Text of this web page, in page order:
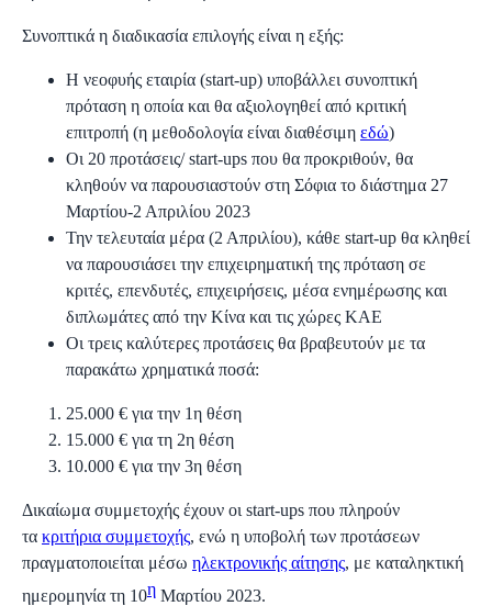
Συνοπτικά η διαδικασία επιλογής είναι η εξής:
Η νεοφυής εταιρία (start-up) υποβάλλει συνοπτική
πρόταση η οποία και θα αξιολογηθεί από κριτική
επιτροπή (η μεθοδολογία είναι διαθέσιμη εδώ)
Οι 20 προτάσεις/ start-ups που θα προκριθούν, θα
κληθούν να παρουσιαστούν στη Σόφια το διάστημα 27
Μαρτίου-2 Απριλίου 2023
Την τελευταία μέρα (2 Απριλίου), κάθε start-up θα κληθεί
να παρουσιάσει την επιχειρηματική της πρόταση σε
κριτές, επενδυτές, επιχειρήσεις, μέσα ενημέρωσης και
διπλωμάτες από την Κίνα και τις χώρες ΚΑΕ
Οι τρεις καλύτερες προτάσεις θα βραβευτούν με τα
παρακάτω χρηματικά ποσά:
25.000 € για την 1η θέση
15.000 € για τη 2η θέση
10.000 € για την 3η θέση
Δικαίωμα συμμετοχής έχουν οι start-ups που πληρούν
τα κριτήρια συμμετοχής, ενώ η υποβολή των προτάσεων
πραγματοποιείται μέσω ηλεκτρονικής αίτησης, με καταληκτική
ημερομηνία τη 10η Μαρτίου 2023.